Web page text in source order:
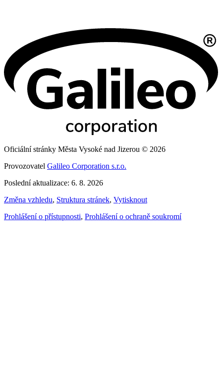
Oficiální stránky Města Vysoké nad Jizerou © 2026
Provozovatel Galileo Corporation s.r.o.
Poslední aktualizace: 6. 8. 2026
Změna vzhledu, Struktura stránek, Vytisknout
Prohlášení o přístupnosti, Prohlášení o ochraně soukromí